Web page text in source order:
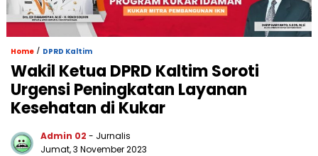
Home / DPRD Kaltim
Wakil Ketua DPRD Kaltim Soroti
Urgensi Peningkatan Layanan
Kesehatan di Kukar
Admin 02 - Jurnalis
Jumat, 3 November 2023